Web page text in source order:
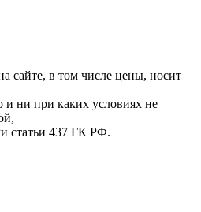
сайте, в том числе цены, носит
ни при каких условиях не
статьи 437 ГК РФ.